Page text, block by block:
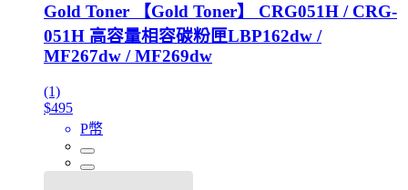
Gold Toner 【Gold Toner】 CRG051H / CRG-
051H 高容量相容碳粉匣LBP162dw /
MF267dw / MF269dw
(1)
$495
P幣